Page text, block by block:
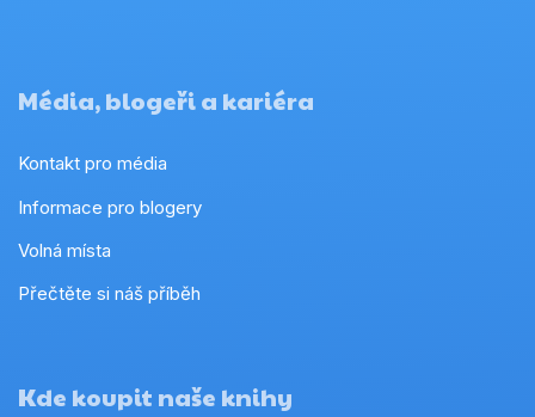
Média, blogeři a kariéra
Kontakt pro média
Informace pro blogery
Volná místa
Přečtěte si náš příběh
Kde koupit naše knihy